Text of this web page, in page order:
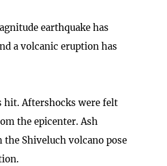
earthquake has
a volcanic eruption has
hit. Aftershocks were felt
the epicenter. Ash
Shiveluch volcano pose